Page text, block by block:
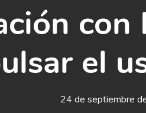
con
el
24 de septiembre